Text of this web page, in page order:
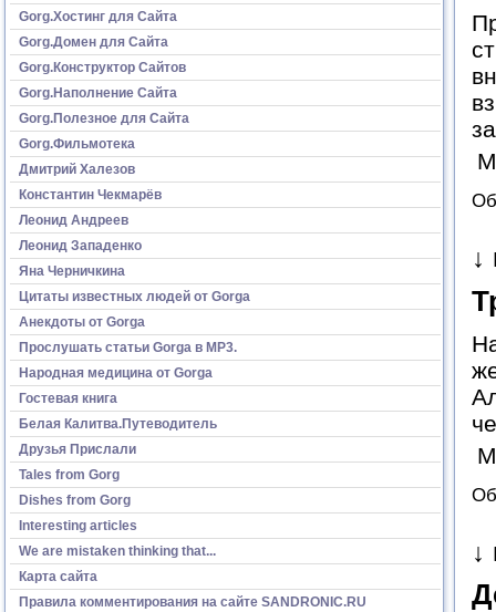
Gorg.Хостинг для Сайта
Gorg.Домен для Сайта
Gorg.Конструктор Сайтов
Gorg.Наполнение Сайта
Gorg.Полезное для Сайта
Gorg.Фильмотека
Дмитрий Халезов
Константин Чекмарёв
Леонид Андреев
Леонид Западенко
Яна Черничкина
Цитаты известных людей от Gorga
Анекдоты от Gorga
Прослушать статьи Gorga в МР3.
Народная медицина от Gorga
Гостевая книга
Белая Калитва.Путеводитель
Друзья Прислали
Tales from Gorg
Dishes from Gorg
Interesting articles
We are mistaken thinking that...
Карта сайта
Правила комментирования на сайте SANDRONIC.RU